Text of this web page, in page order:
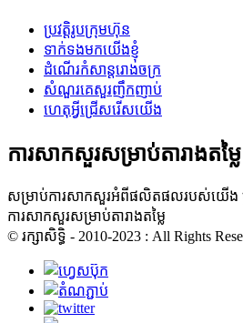
ប្រវត្តិរូបក្រុមហ៊ុន
ទាក់ទងមកយើងខ្ញុំ
ដំណើរកំសាន្តរោងចក្រ
សំណួរគេសួរញឹកញាប់
ហេតុអ្វីជ្រើសរើសយើង
ការសាកសួរសម្រាប់តារាងតម្លៃ
សម្រាប់ការសាកសួរអំពីផលិតផលរបស់យើង
ការសាកសួរសម្រាប់តារាងតម្លៃ
© រក្សាសិទ្ធិ - 2010-2023 : All Rights